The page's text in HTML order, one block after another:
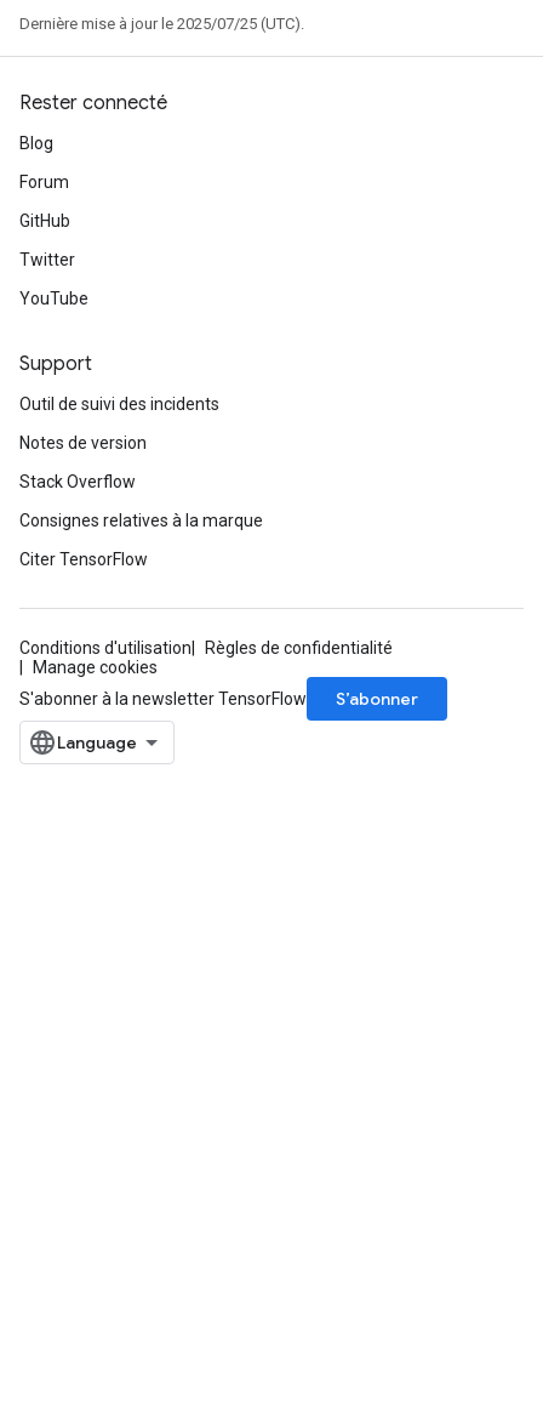
Dernière mise à jour le 2025/07/25 (UTC).
Rester connecté
Blog
Forum
GitHub
Twitter
YouTube
Support
Outil de suivi des incidents
Notes de version
Stack Overflow
Consignes relatives à la marque
Citer TensorFlow
Conditions d'utilisation
Règles de confidentialité
Manage cookies
S'abonner à la newsletter TensorFlow
S’abonner